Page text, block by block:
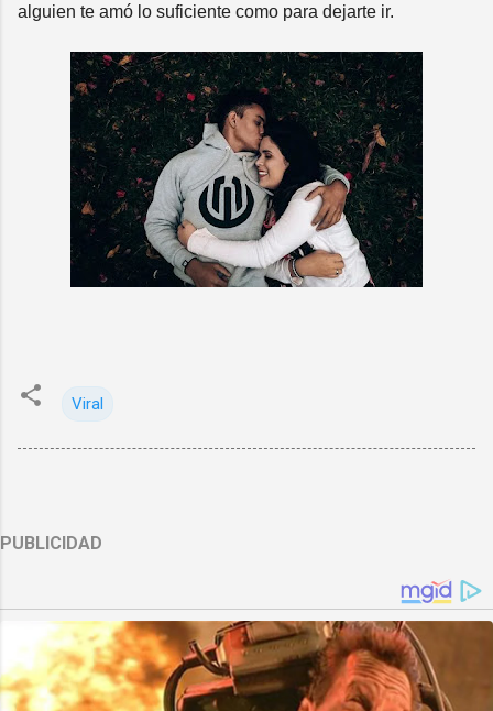
alguien te amó lo suficiente como para dejarte ir.
Viral
PUBLICIDAD